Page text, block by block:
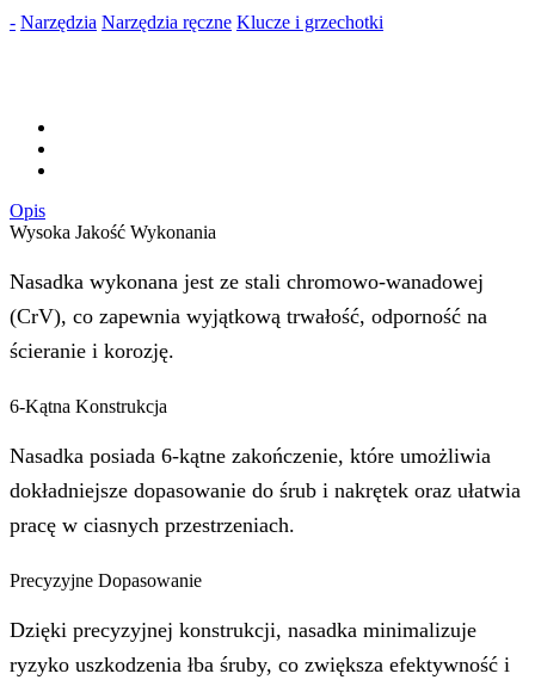
- Narzędzia Narzędzia ręczne Klucze i grzechotki
Opis
Wysoka Jakość Wykonania
Nasadka wykonana jest ze stali chromowo-wanadowej
(CrV), co zapewnia wyjątkową trwałość, odporność na
ścieranie i korozję.
6-Kątna Konstrukcja
Nasadka posiada 6-kątne zakończenie, które umożliwia
dokładniejsze dopasowanie do śrub i nakrętek oraz ułatwia
pracę w ciasnych przestrzeniach.
Precyzyjne Dopasowanie
Dzięki precyzyjnej konstrukcji, nasadka minimalizuje
ryzyko uszkodzenia łba śruby, co zwiększa efektywność i